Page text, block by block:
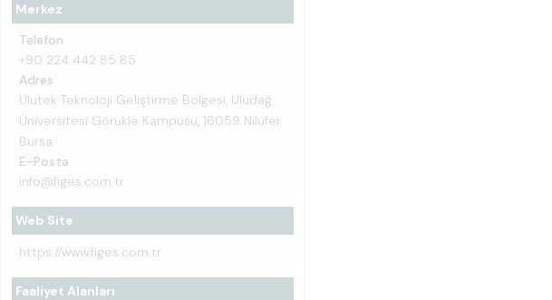
Merkez
Telefon
+90 224 442 85 85
Adres
Ulutek Teknoloji Geliştirme Bölgesi, Uludağ
Üniversitesi Görükle Kampüsü, 16059 Nilüfer
Bursa
E-Posta
info@figes.com.tr
Web Site
https://www.figes.com.tr
Faaliyet Alanları